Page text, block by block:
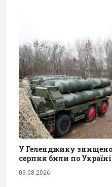
У Геленджику знищено
серпня били по
09.08.2026